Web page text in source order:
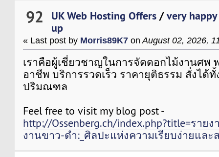
92 UK Web Hosting Offers /very
up
« Last post by Morris89K7 on August 02, 2026,
เราคือผู้เชี่ยวชาญในการจัดดอกไม้งานศพ
อาชีพ บริการรวดเร็ว ราคายุติธรรม สั่งได้ทั้
ปริมณฑล
Feel free to visit my blog post -
http://Ossenberg.ch/index.php?title=ราย
งานขาว-ดำ:_ศิลปะแห่งความเรียบง่ายและ